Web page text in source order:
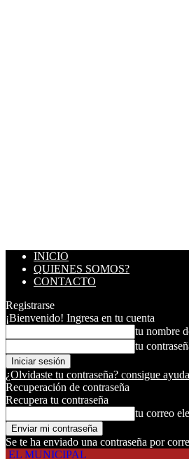
INICIO
QUIENES SOMOS?
CONTACTO
Registrarse
¡Bienvenido! Ingresa en tu cuenta
tu nombre
tu
¿Olvidaste tu contraseña? consigue ayuda
Recuperación de contraseña
Recupera tu contraseña
tu correo
Se te ha enviado una contraseña por
EL MUNICIPAL